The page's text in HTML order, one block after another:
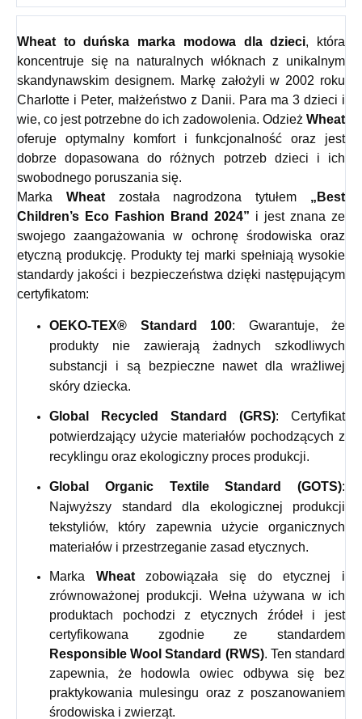
Wheat to duńska marka modowa dla dzieci, która
koncentruje się na naturalnych włóknach z unikalnym
skandynawskim designem. Markę założyli w 2002 roku
Charlotte i Peter, małżeństwo z Danii. Para ma 3 dzieci i
wie, co jest potrzebne do ich zadowolenia. Odzież Wheat
oferuje optymalny komfort i funkcjonalność oraz jest
dobrze dopasowana do różnych potrzeb dzieci i ich
swobodnego poruszania się.
Marka Wheatzostała nagrodzona tytułem „Best
Children’s Eco Fashion Brand 2024” i jest znana ze
swojego zaangażowania w ochronę środowiska oraz
etyczną produkcję. Produkty tej marki spełniają wysokie
standardy jakości i bezpieczeństwa dzięki następującym
certyfikatom:
OEKO-TEX® Standard 100: Gwarantuje, że
produkty nie zawierają żadnych szkodliwych
substancji i są bezpieczne nawet dla wrażliwej
skóry dziecka.
Global Recycled Standard (GRS): Certyfikat
potwierdzający użycie materiałów pochodzących z
recyklingu oraz ekologiczny proces produkcji.
Global Organic Textile Standard (GOTS):
Najwyższy standard dla ekologicznej produkcji
tekstyliów, który zapewnia użycie organicznych
materiałów i przestrzeganie zasad etycznych.
Marka Wheatzobowiązała się do etycznej i
zrównoważonej produkcji. Wełna używana w ich
produktach pochodzi z etycznych źródeł i jest
certyfikowana zgodnie ze standardem
Responsible Wool Standard (RWS). Ten standard
zapewnia, że hodowla owiec odbywa się bez
praktykowania mulesingu oraz z poszanowaniem
środowiska i zwierząt.